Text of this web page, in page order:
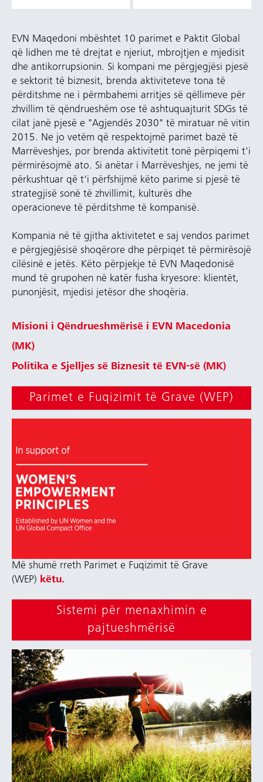
EVN Maqedoni mbështet 10 parimet e Paktit Global
që lidhen me të drejtat e njeriut, mbrojtjen e mjedisit
dhe antikorrupsionin. Si kompani me përgjegjësi pjesë
e sektorit të biznesit, brenda aktiviteteve tona të
përditshme ne i përmbahemi arritjes së qëllimeve për
zhvillim të qëndrueshëm ose të ashtuquajturit SDGs të
cilat janë pjesë e "Agjendës 2030" të miratuar në vitin
2015. Ne jo vetëm që respektojmë parimet bazë të
Marrëveshjes, por brenda aktivitetit tonë përpiqemi t'i
përmirësojmë ato. Si anëtar i Marrëveshjes, ne jemi të
përkushtuar që t'i përfshijmë këto parime si pjesë të
strategjisë sonë të zhvillimit, kulturës dhe
operacioneve të përditshme të kompanisë.
Kompania në të gjitha aktivitetet e saj vendos parimet
e përgjegjësisë shoqërore dhe përpiqet të përmirësojë
cilësinë e jetës. Këto përpjekje të EVN Maqedonisë
mund të grupohen në katër fusha kryesore: klientët,
punonjësit, mjedisi jetësor dhe shoqëria.
Misioni i Qëndrueshmërisë i EVN Macedonia
(MK)
Politika e Sjelljes së Biznesit të EVN-së (MK)
Parimet e Fuqizimit të Grave (WEP)
Më shumë rreth Parimet e Fuqizimit të Grave
(WEP) këtu.
Sistemi për menaxhimin e
pajtueshmërisë